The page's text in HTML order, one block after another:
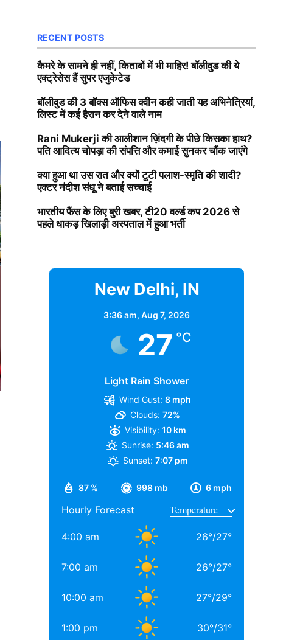
RECENT POSTS
कैमरे के सामने ही नहीं, किताबों में भी माहिर! बॉलीवुड की ये
एक्ट्रेसेस हैं सुपर एजुकेटेड
बॉलीवुड की 3 बॉक्स ऑफिस क्वीन कही जाती यह अभिनेत्रियां,
लिस्ट में कई हैरान कर देने वाले नाम
Rani Mukerji की आलीशान ज़िंदगी के पीछे किसका हाथ?
पति आदित्य चोपड़ा की संपत्ति और कमाई सुनकर चौंक जाएंगे
क्या हुआ था उस रात और क्यों टूटी पलाश-स्मृति की शादी?
एक्टर नंदीश संधू ने बताई सच्चाई
भारतीय फैंस के लिए बुरी खबर, टी20 वर्ल्ड कप 2026 से
पहले धाकड़ खिलाड़ी अस्पताल में हुआ भर्ती
New Delhi, IN
3:36 am, Aug 7, 2026
27 °C
Light Rain Shower
87 % 998 mb 6 mph
Wind Gust: 8 mph
Clouds: 72%
Visibility: 10 km
Sunrise: 5:46 am
Sunset: 7:07 pm
Hourly Forecast
4:00 am 26°/27°
7:00 am 26°/27°
10:00 am 27°/29°
1:00 pm 30°/31°